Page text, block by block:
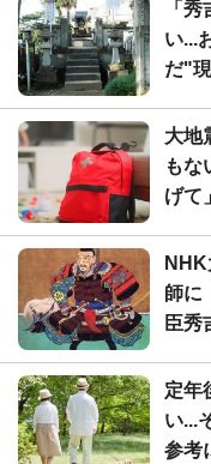
「
い...
だ"
大地
もな
げて
師に
臣秀
定年
い...
参考